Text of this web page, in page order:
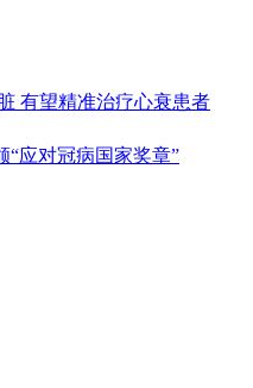
有望精准治疗心衰患者
“应对冠病国家奖章”